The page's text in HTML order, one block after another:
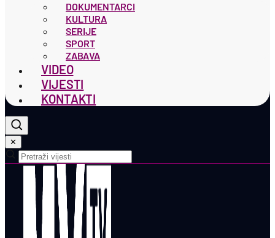
DOKUMENTARCI
KULTURA
SERIJE
SPORT
ZABAVA
VIDEO
VIJESTI
KONTAKTI
✕